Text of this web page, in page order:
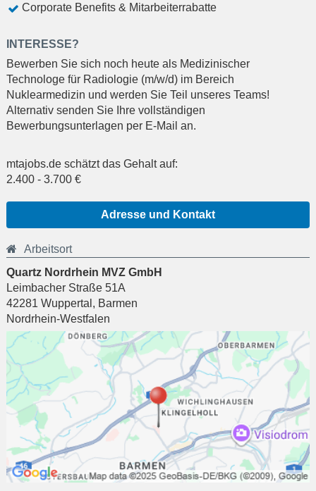
Corporate Benefits & Mitarbeiterrabatte
INTERESSE?
Bewerben Sie sich noch heute als Medizinischer
Technologe für Radiologie (m/w/d) im Bereich
Nuklearmedizin und werden Sie Teil unseres Teams!
Alternativ senden Sie Ihre vollständigen
Bewerbungsunterlagen per E-Mail an.
mtajobs.de schätzt das Gehalt auf:
2.400 - 3.700 €
Adresse und Kontakt
Arbeitsort
Quartz Nordrhein MVZ GmbH
Leimbacher Straße 51A
42281 Wuppertal , Barmen
Nordrhein-Westfalen